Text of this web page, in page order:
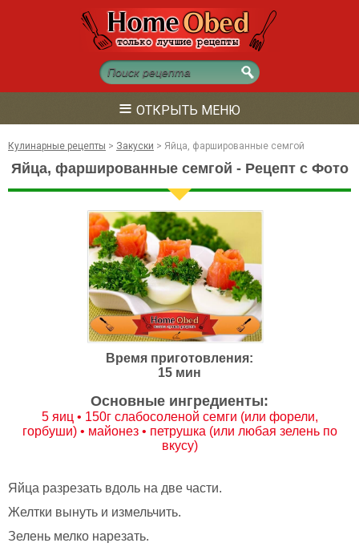
≡ ОТКРЫТЬ МЕНЮ
Кулинарные рецепты > Закуски > Яйца, фаршированные семгой
Яйца, фаршированные семгой - Рецепт с Фото
Время приготовления:
15 мин
Основные ингредиенты:
5 яиц • 150г слабосоленой семги (или форели,
горбуши) • майонез • петрушка (или любая зелень по
вкусу)
Яйца разрезать вдоль на две части.
Желтки вынуть и измельчить.
Зелень мелко нарезать.